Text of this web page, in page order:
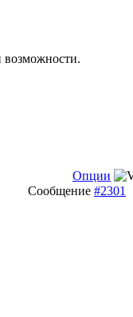
возможности.
Опции
Сообщение #2301